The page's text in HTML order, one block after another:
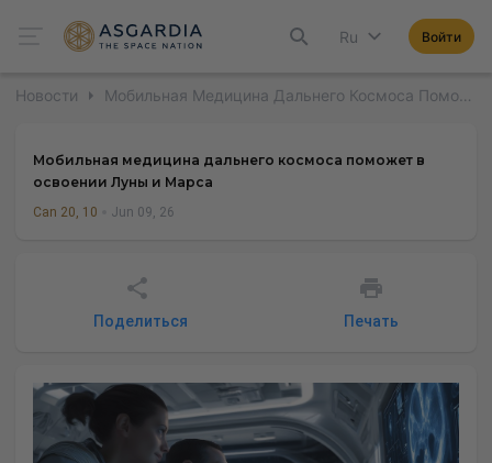
Ru Войти
Новости Мобильная Медицина Дальнего Космоса Поможет В Освоении Луны И Марса
Мобильная медицина дальнего космоса поможет в
освоении Луны и Марса
Can 20, 10 Jun 09, 26
Поделиться Печать